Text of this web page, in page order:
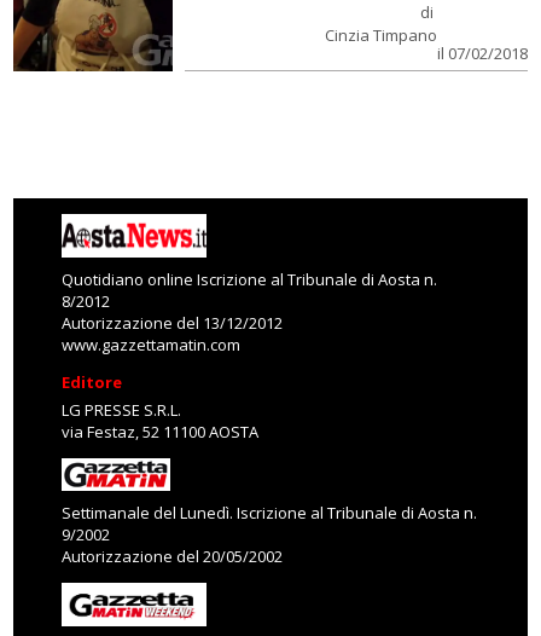
di
Cinzia Timpano
il 07/02/2018
Quotidiano online Iscrizione al Tribunale di Aosta n.
8/2012
Autorizzazione del 13/12/2012
www.gazzettamatin.com
Editore
LG PRESSE S.R.L.
via Festaz, 52 11100 AOSTA
Settimanale del Lunedì. Iscrizione al Tribunale di Aosta n.
9/2002
Autorizzazione del 20/05/2002